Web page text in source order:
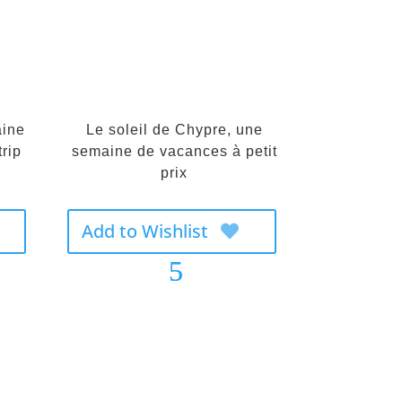
Le soleil de Chypre, une
semaine de vacances à petit
prix
Add to Wishlist